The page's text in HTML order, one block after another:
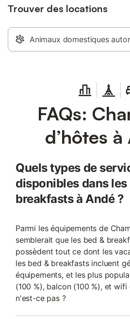
farine, maison de Monet et musée de
route des Abbayes autour de Rouen,
musées de Louviers, serre Biotropica,
base nautique de Pose, Evreux, Rouen,
Trouver des locations
Animaux domestiques
FAQs:
d’hôtes à
Quels types de
disponibles dans les
breakfasts à Andé ?
Parmi les équipements de
semblerait que les bed &
possèdent tout ce dont les
les bed & breakfasts incluent
équipements, et les plus
(100 %), balcon (100 %), et wifi
n'est-ce pas ?